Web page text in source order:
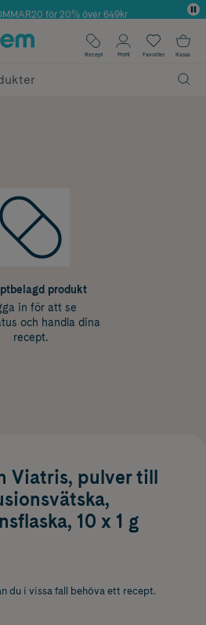
2025 inom Skönhet
för 20% över 649kr
✓ Fri frakt
på alla köp*
Recept Profil Favoriter Kassa
produkt
in för att se
och handla dina
recept.
Viatris, pulver till
10 x 1 g
du i vissa fall behöva ett recept.